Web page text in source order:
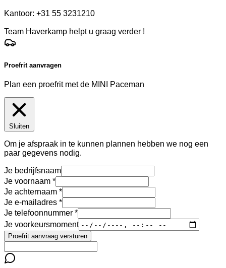
Kantoor: +31 55 3231210
Team Haverkamp helpt u graag verder !
Proefrit aanvragen
Plan een proefrit met de MINI Paceman
Sluiten
Om je afspraak in te kunnen plannen hebben we nog een
paar gegevens nodig.
Je bedrijfsnaam
Je voornaam
Je achternaam
Je e-mailadres
Je telefoonnummer
Je voorkeursmoment
Proefrit aanvraag versturen